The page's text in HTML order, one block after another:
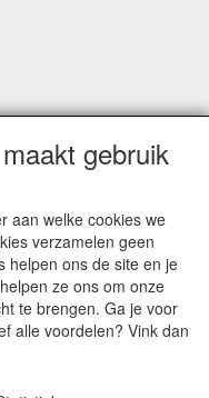
gebruik
aan welke cookies we
verzamelen geen
helpen ons de site en je
ze ons om onze
te brengen. Ga je voor
alle voordelen? Vink dan